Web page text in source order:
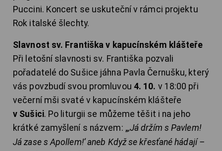
Puccini. Koncert se uskuteční v rámci projektu
Rok italské šlechty.
Slavnost sv. Františka v kapucínském klášteře
Při letošní slavnosti sv. Františka pozvali
pořadatelé do Sušice jáhna Pavla Černušku, který
vás povzbudí svou promluvou 4. 10. v 18:00 při
večerní mši svaté v kapucínském klášteře
v Sušici. Po liturgii se můžeme těšit i na jeho
krátké zamyšlení s názvem: „‚Já držím s Pavlem!
Já zase s Apollem!‘ aneb Když se křesťané hádají –